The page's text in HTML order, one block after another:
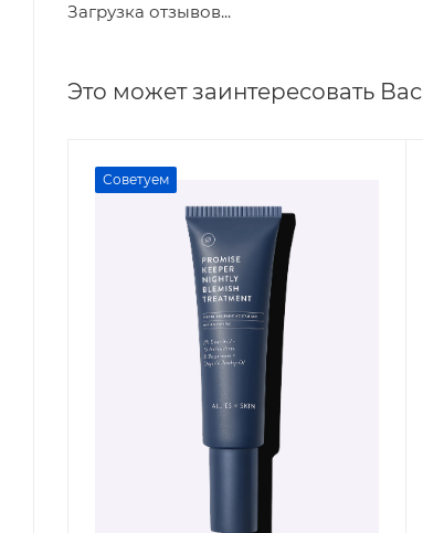
Загрузка отзывов...
Это может заинтересовать Вас
Советуем